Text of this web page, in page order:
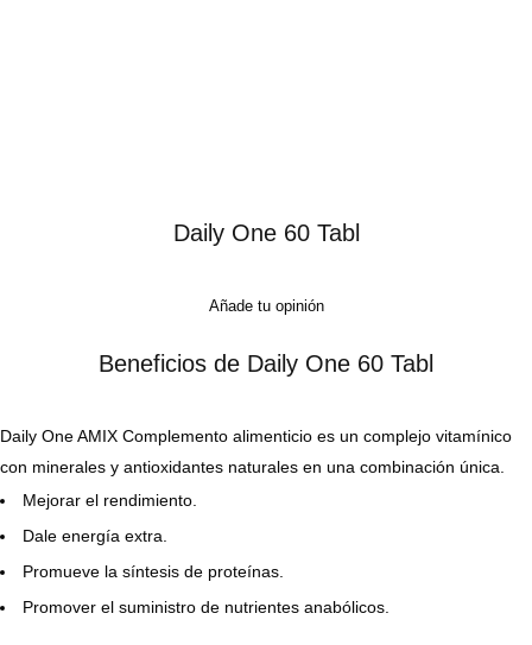
Daily One 60 Tabl
Añade tu opinión
Beneficios de Daily One 60 Tabl
Daily One AMIX Complemento alimenticio es un complejo vitamínico
con minerales y antioxidantes naturales en una combinación única.
Mejorar el rendimiento.
Dale energía extra.
Promueve la síntesis de proteínas.
Promover el suministro de nutrientes anabólicos.